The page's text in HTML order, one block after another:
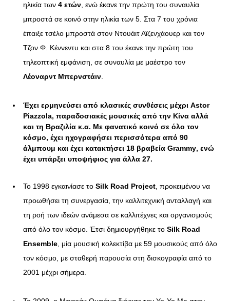
ηλικία των 4 ετών, ενώ έκανε την πρώτη του συναυλία
μπροστά σε κοινό στην ηλικία των 5. Στα 7 του χρόνια
έπαιξε τσέλο μπροστά στον Ντουάιτ Αϊζενχάουερ και τον
Τζον Φ. Κέννεντυ και στα 8 του έκανε την πρώτη του
τηλεοπτική εμφάνιση, σε συναυλία με μαέστρο τον
Λέοναρντ Μπερνστάιν.
Έχει ερμηνεύσει από κλασικές συνθέσεις μέχρι Astor
Piazzola, παραδοσιακές μουσικές από την Κίνα αλλά
και τη Βραζιλία κ.α. Με φανατικό κοινό σε όλο τον
κόσμο, έχει ηχογραφήσει περισσότερα από 90
άλμπουμ και έχει κατακτήσει 18 βραβεία Grammy, ενώ
έχει υπάρξει υποψήφιος για άλλα 27.
Το 1998 εγκαινίασε το Silk Road Project, προκειμένου να
προωθήσει τη συνεργασία, την καλλιτεχνική ανταλλαγή και
τη ροή των ιδεών ανάμεσα σε καλλιτέχνες και οργανισμούς
από όλο τον κόσμο. Έτσι δημιουργήθηκε το Silk Road
Ensemble, μία μουσική κολεκτίβα με 59 μουσικούς από όλο
τον κόσμο, με σταθερή παρουσία στη δισκογραφία από το
2001 μέχρι σήμερα.